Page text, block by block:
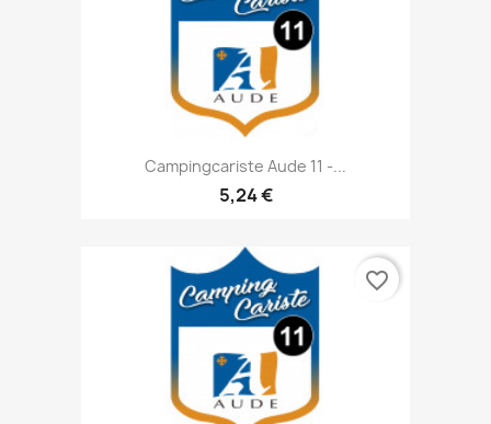
Campingcariste Aude 11 -...
5,24 €
favorite_border